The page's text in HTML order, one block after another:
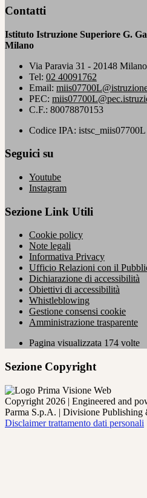
Contatti
Istituto Istruzione Superiore G.
Milano
Via Paravia 31 - 20148 Milano
Tel: 02 40091762
Email:
PEC:
C.F.: 80078870153
Codice IPA: istsc_miis07700L
Seguici su
Youtube
Instagram
Sezione Link Utili
Cookie policy
Note legali
Informativa Privacy
Ufficio Relazioni con il
Dichiarazione di accessibilità
Obiettivi di accessibilità
Whistleblowing
Gestione consensi cookie
Amministrazione trasparente
Pagina visualizzata 174 volte
Sezione Copyright
Copyright 2026 | Engineered and
Parma S.p.A. | Divisione
Disclaimer trattamento dati personali